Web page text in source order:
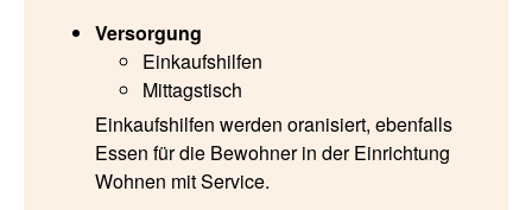
Versorgung
Einkaufshilfen
Mittagstisch
Einkaufshilfen werden oranisiert, ebenfalls
Essen für die Bewohner in der Einrichtung
Wohnen mit Service.